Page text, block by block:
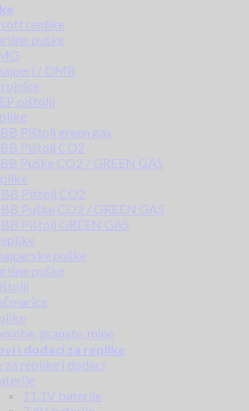
replike
puške
/ DMR
pištolji
Pištolj green gas
Pištolj CO2
Puške CO2 / GREEN GAS
Pištolj CO2
Puške CO2 / GREEN GAS
Pištolj GREEN GAS
puške
puške
granate, mine
i dodaci za replike
za replike i dodaci
11.1V baterije